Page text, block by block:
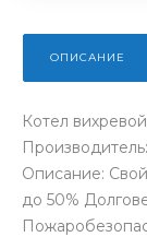
ОПИСАНИЕ
Котел
Описание:
до 50%